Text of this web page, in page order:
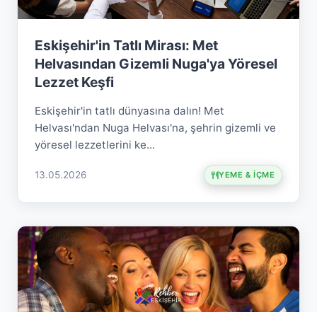
Eskişehir'in Tatlı Mirası: Met
Helvasından Gizemli Nuga'ya Yöresel
Lezzet Keşfi
Eskişehir'in tatlı dünyasına dalın! Met
Helvası'ndan Nuga Helvası'na, şehrin gizemli ve
yöresel lezzetlerini ke...
13.05.2026 YEME & İÇME